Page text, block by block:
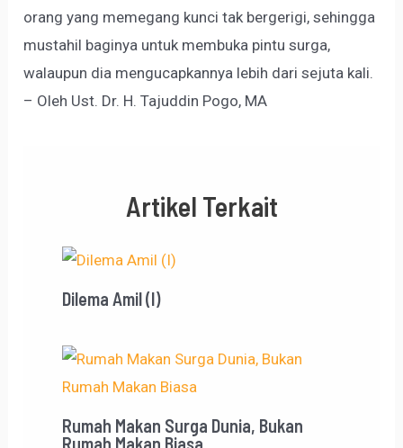
orang yang memegang kunci tak bergerigi, sehingga
mustahil baginya untuk membuka pintu surga,
walaupun dia mengucapkannya lebih dari sejuta kali.
– Oleh Ust. Dr. H. Tajuddin Pogo, MA
Artikel Terkait
Dilema Amil (I)
Rumah Makan Surga Dunia, Bukan
Rumah Makan Biasa